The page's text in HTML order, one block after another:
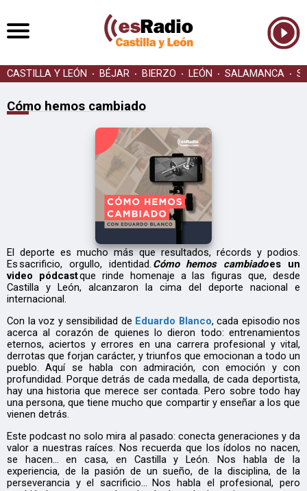
CASTILLA Y LEÓN BÉJAR BIERZO LEÓN SALAMANCA
Cómo hemos cambiado
El deporte es mucho más que resultados, récords y podios.
Es sacrificio, orgullo, identidad. Cómo hemos cambiadoes un
video pódcastque rinde homenaje a las figuras que, desde
Castilla y León, alcanzaron la cima del deporte nacional e
internacional.
Con la voz y sensibilidad de Eduardo Blanco, cada episodio nos
acerca al corazón de quienes lo dieron todo: entrenamientos
eternos, aciertos y errores en una carrera profesional y vital,
derrotas que forjan carácter, y triunfos que emocionan a todo un
pueblo. Aquí se habla con admiración, con emoción y con
profundidad. Porque detrás de cada medalla, de cada deportista,
hay una historia que merece ser contada. Pero sobre todo hay
una persona, que tiene mucho que compartir y enseñar a los que
vienen detrás.
Este podcast no solo mira al pasado: conecta generaciones y da
valor a nuestras raíces. Nos recuerda que los ídolos no nacen,
se hacen... en casa, en Castilla y León. Nos habla de la
experiencia, de la pasión de un sueño, de la disciplina, de la
perseverancia y el sacrificio... Nos habla el profesional, pero